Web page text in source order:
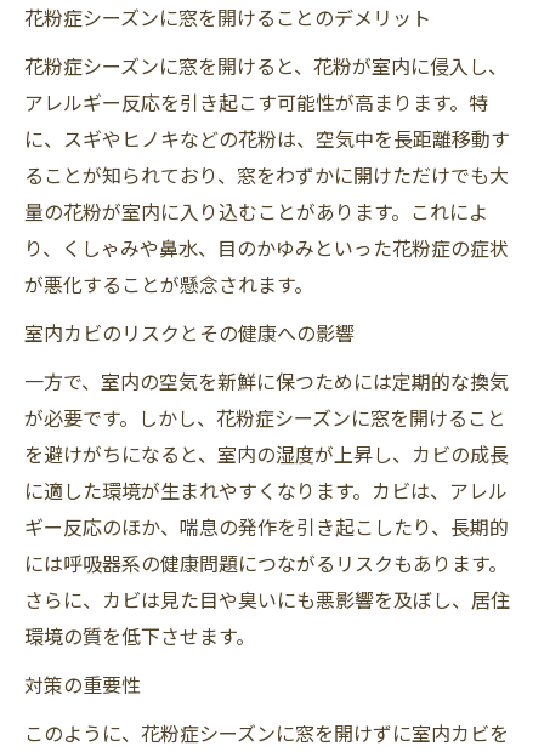
花粉症シーズンに窓を開けることのデメリット
花粉症シーズンに窓を開けると、花粉が室内に侵入し、
アレルギー反応を引き起こす可能性が高まります。特
に、スギやヒノキなどの花粉は、空気中を長距離移動す
ることが知られており、窓をわずかに開けただけでも大
量の花粉が室内に入り込むことがあります。これによ
り、くしゃみや鼻水、目のかゆみといった花粉症の症状
が悪化することが懸念されます。
室内カビのリスクとその健康への影響
一方で、室内の空気を新鮮に保つためには定期的な換気
が必要です。しかし、花粉症シーズンに窓を開けること
を避けがちになると、室内の湿度が上昇し、カビの成長
に適した環境が生まれやすくなります。カビは、アレル
ギー反応のほか、喘息の発作を引き起こしたり、長期的
には呼吸器系の健康問題につながるリスクもあります。
さらに、カビは見た目や臭いにも悪影響を及ぼし、居住
環境の質を低下させます。
対策の重要性
このように、花粉症シーズンに窓を開けずに室内カビを